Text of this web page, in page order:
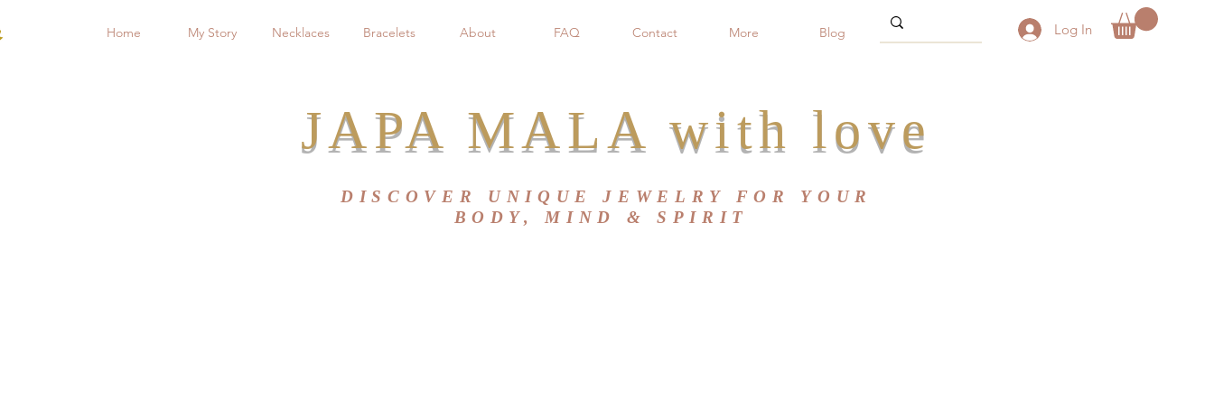
Home My Story Necklaces Bracelets About FAQ Contact More Blog Log In
JAPA MALA with love
DISCOVER UNIQUE JEWELRY FOR YOUR
BODY, MIND & SPIRIT